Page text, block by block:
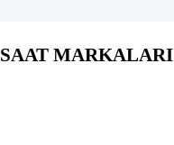
SAAT MARKALARI